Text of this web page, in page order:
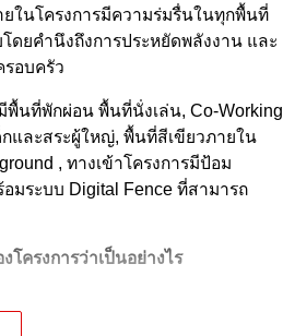
ในโครงการมีความร่มรื่นในทุกพื้นที่
ยคำนึงถึงการประหยัดพลังงาน และ
อบครัว
พื้นที่พักผ่อน พื้นที่นั่งเล่น, Co-Working
และสระผู้ใหญ่, พื้นที่สีเขียวภายใน
, ทางเข้าโครงการมีป้อม
มระบบ Digital Fence ที่สามารถ
โครงการว่าเป็นอย่างไร